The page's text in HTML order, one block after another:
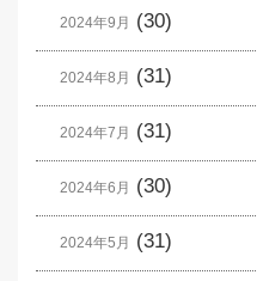
2024年9月 (30)
2024年8月 (31)
2024年7月 (31)
2024年6月 (30)
2024年5月 (31)